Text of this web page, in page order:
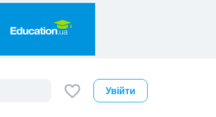
Увійти